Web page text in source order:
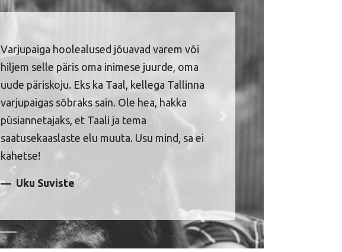
Varjupaiga hoolealused jõuavad varem või
hiljem selle päris oma inimese juurde, oma
uude päriskoju. Eks ka Taal, kellega Tallinna
varjupaigas sõbraks sain. Ole hea, hakka
püsiannetajaks, et Taali ja tema
saatusekaaslaste elu muuta. Usu mind, sa ei
kahetse!
Uku Suviste
Next